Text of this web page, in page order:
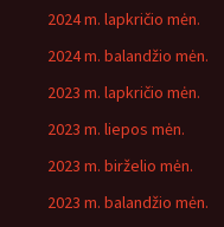
2024 m. lapkričio mėn.
2024 m. balandžio mėn.
2023 m. lapkričio mėn.
2023 m. liepos mėn.
2023 m. birželio mėn.
2023 m. balandžio mėn.